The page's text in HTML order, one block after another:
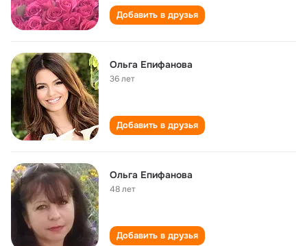
Добавить в друзья
Ольга Епифанова
36 лет
Добавить в друзья
Ольга Епифанова
48 лет
Добавить в друзья